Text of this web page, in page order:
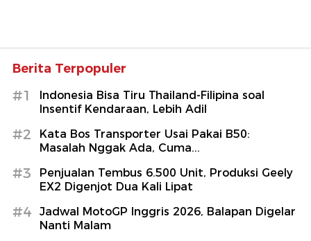
Berita Terpopuler
#1
Indonesia Bisa Tiru Thailand-Filipina soal
Insentif Kendaraan, Lebih Adil
#2
Kata Bos Transporter Usai Pakai B50:
Masalah Nggak Ada, Cuma...
#3
Penjualan Tembus 6.500 Unit, Produksi Geely
EX2 Digenjot Dua Kali Lipat
#4
Jadwal MotoGP Inggris 2026, Balapan Digelar
Nanti Malam